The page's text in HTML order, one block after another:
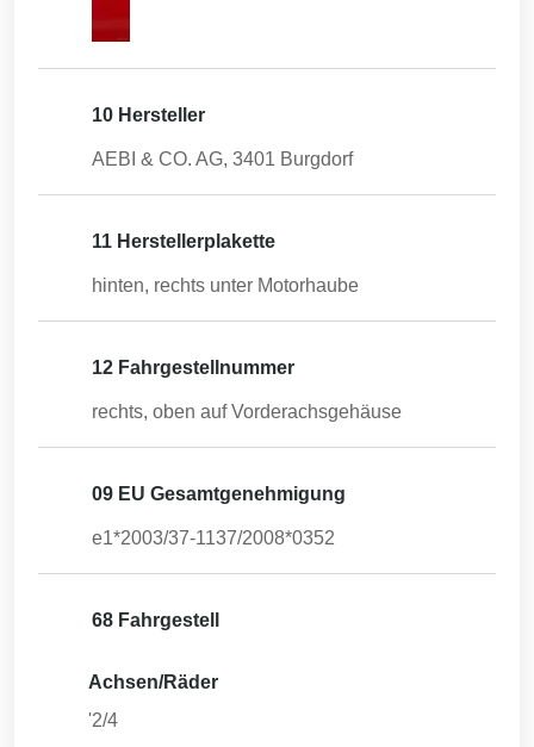
10 Hersteller
AEBI & CO. AG, 3401 Burgdorf
11 Herstellerplakette
hinten, rechts unter Motorhaube
12 Fahrgestellnummer
rechts, oben auf Vorderachsgehäuse
09 EU Gesamtgenehmigung
e1*2003/37-1137/2008*0352
68 Fahrgestell
Achsen/Räder
'2/4